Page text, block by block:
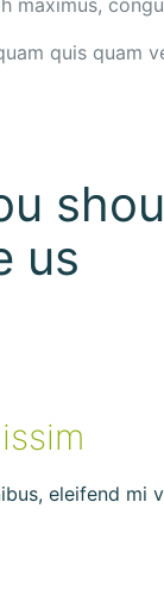
quis quam
us
eleifend mi